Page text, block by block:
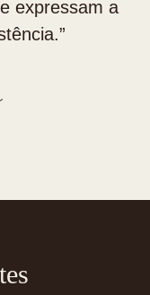
expressam a